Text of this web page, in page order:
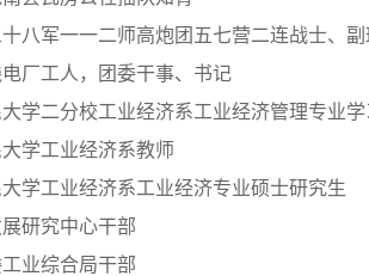
军一一二师高炮团五七营二连战士、副
工人，团委干事、书记
二分校工业经济系工业经济管理专业学
学工业经济系教师
工业经济系工业经济专业硕士研究生
研究中心干部
业综合局干部